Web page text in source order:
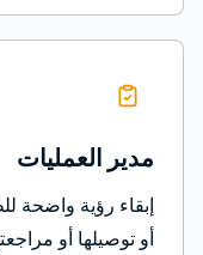
مدير العمليات
إبقاء رؤية واضحة
أو توصيلها أو